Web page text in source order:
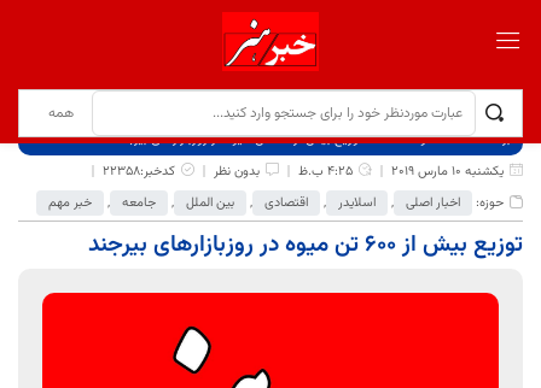
برگ نخست نوشته‌ها
توزیع بیش از 600 تن میوه در روزبازارهای بیرجند
یکشنبه 10 مارس 2019
4:25 ب.ظ بدون نظر
کدخبر:22358
حوزه:
اخبار اصلی , اسلایدر , اقتصادی , بین الملل , جامعه , خبر مهم
توزیع بیش از 600 تن میوه در روزبازارهای بیرجند